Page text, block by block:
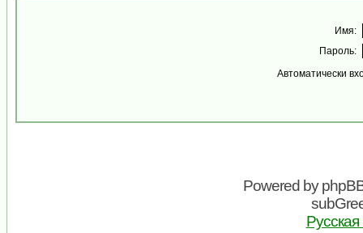
Имя:
Пароль:
Автоматически
Powered by